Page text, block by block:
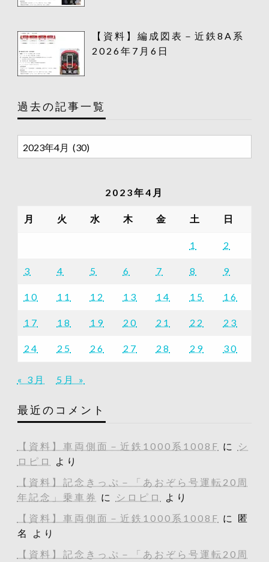
【資料】編成図表－近鉄8A系
2026年7月6日
過去の記事一覧
去
一
2023年4月
月 火 水 木 金 土 日
1 2
3 4 5 6 7 8 9
10 11 12 13 14 15 16
17 18 19 20 21 22 23
24 25 26 27 28 29 30
« 3月 5月 »
最近のコメント
【資料】車両側面－近鉄1000系1008F に
シ
ロピロ
より
【資料】記念きっぷ－「あおぞら号運転20周
年記念」乗車券 に シロピロ
より
【資料】車両側面－近鉄1000系1008F に 匿
名
より
【資料】記念きっぷ－「あおぞら号運転20周